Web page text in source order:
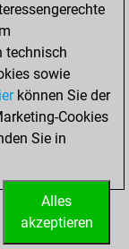
0
0
technisch
sowie
können Sie der
Cookies
Sie in
Alles
akzeptieren